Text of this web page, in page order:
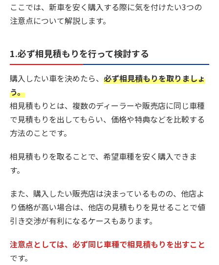
ここでは、新車を安く購入する際に気を付けたい3つの
注意点について解説します。
1.必ず相見積もりを行って検討する
購入したい車を決めたら、 必ず相見積もりを取りましょ
う。
相見積もりとは、複数のディーラーや販売店に同じ車種
で見積もりを出してもらい、価格や特典などを比較する
方法のことです。
相見積もりを取ることで、希望車種を安く購入できま
す。
また、購入したい販売店は決まっているものの、他店よ
り価格が高い場合は、他店の見積もりを見せることで値
引き交渉が有利になるケースもあります。
注意点としては、必ず同じ車種で相見積もりを出すこと
です。